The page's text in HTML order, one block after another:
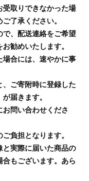
取りできなかった場
了承ください。
、配送連絡をご希望
勧めいたします。
合には、速やかに事
ご寄附時に登録した
届きます。
問い合わせくださ
負担となります。
実際に届いた商品の
もございます。あら